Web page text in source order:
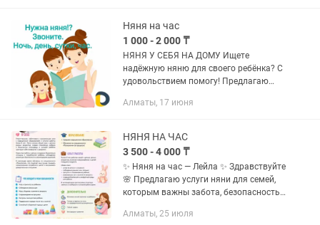
Няня на час
1 000 - 2 000 ₸
НЯНЯ У СЕБЯ НА ДОМУ Ищете
надёжную няню для своего ребёнка? С
удовольствием помогу! Предлагаю
2-х месяцев и старше. 1. Заботливое и
Алматы, 17 июня
НЯНЯ НА ЧАС
3 500 - 4 000 ₸
✨ Няня на час — Лейла ✨ Здравствуйте
🌸 Предлагаю услуги няни для семей,
которым важны забота, безопасность
Имею медицинское образование
Алматы, 25 июля